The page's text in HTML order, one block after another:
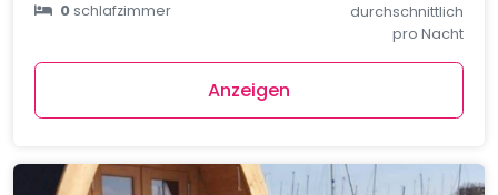
0schlafzimmer
durchschnittlich
pro Nacht
Anzeigen